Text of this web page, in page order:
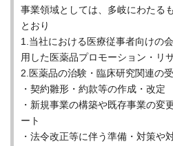
事業領域としては、多岐にわたる
とおり
1.当社における医療従事者向けの
用した医薬品プロモーション・リ
2.医薬品の治験・臨床研究関連の
・契約雛形・約款等の作成・改定
・新規事業の構築や既存事業の変
ート
・法令改正等に伴う準備・対策や